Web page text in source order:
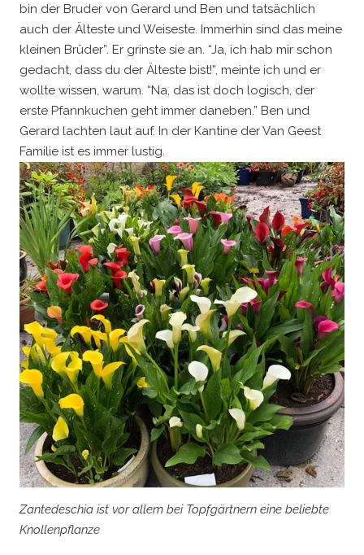
bin der Bruder von Gerard und Ben und tatsächlich
auch der Älteste und Weiseste. Immerhin sind das meine
kleinen Brüder”. Er grinste sie an. “Ja, ich hab mir schon
gedacht, dass du der Älteste bist!”, meinte ich und er
wollte wissen, warum. “Na, das ist doch logisch, der
erste Pfannkuchen geht immer daneben.” Ben und
Gerard lachten laut auf. In der Kantine der Van Geest
Familie ist es immer lustig.
Zantedeschia ist vor allem bei Topfgärtnern eine beliebte
Knollenpflanze